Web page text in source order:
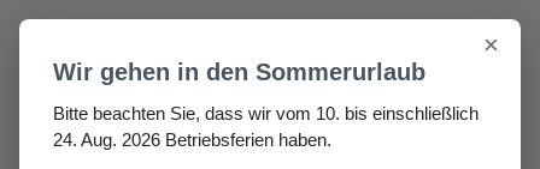
Zum Hauptinhalt springen
×
Wir gehen in den Sommerurlaub
Bitte beachten Sie, dass wir vom 10. bis einschließlich
24. Aug. 2026 Betriebsferien haben.